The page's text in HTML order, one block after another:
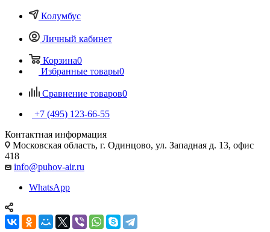
Колумбус
Личный кабинет
Корзина0
Избранные товары0
Сравнение товаров0
+7 (495) 123-66-55
Контактная информация
Московская область, г. Одинцово, ул. Западная д. 13, офис
418
info@puhov-air.ru
WhatsApp